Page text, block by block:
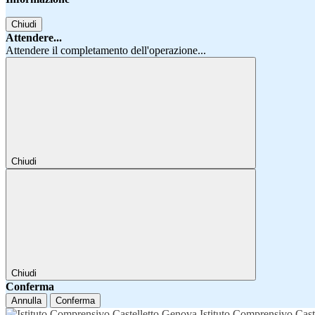
Chiudi
Attendere...
Attendere il completamento dell'operazione...
Chiudi
Chiudi
Conferma
Annulla Conferma